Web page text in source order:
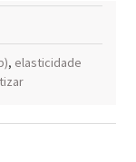
, elasticidade